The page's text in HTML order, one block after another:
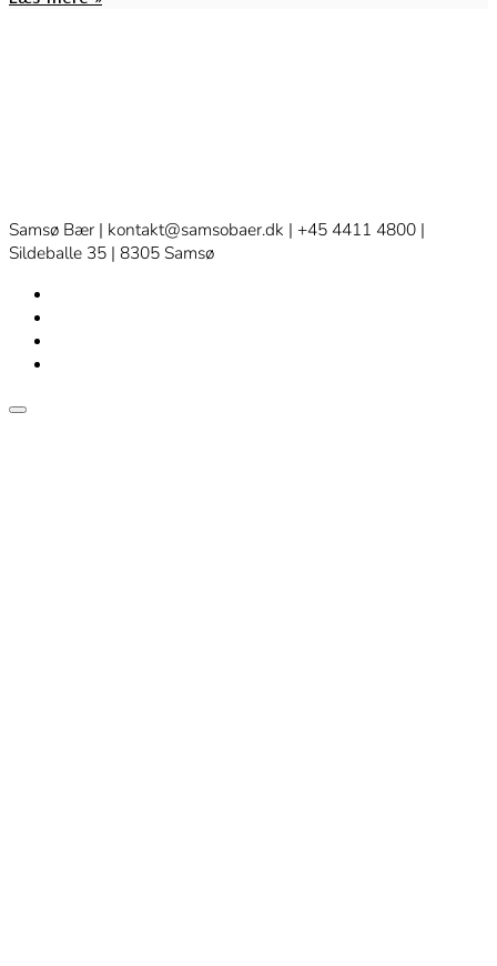
Samsø Bær | kontakt@samsobaer.dk | +45 4411 4800 |
Sildeballe 35 | 8305 Samsø